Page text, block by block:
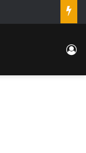
تسجيل الدخول